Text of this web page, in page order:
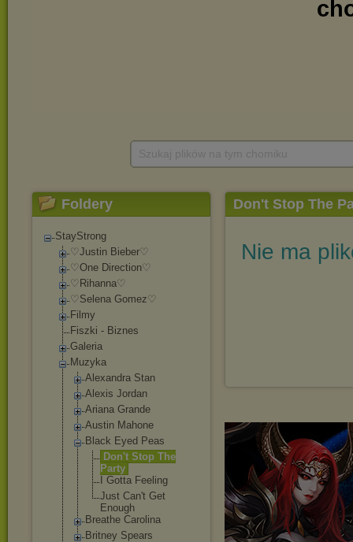
Foldery
StayStrong
♡Justin Bieber♡
♡One Direction♡
♡Rihanna♡
♡Selena Gomez♡
Filmy
Fiszki - Biznes
Galeria
Muzyka
Alexandra Stan
Alexis Jordan
Ariana Grande
Austin Mahone
Black Eyed Peas
Don't Stop The
Party
I Gotta Feeling
Just Can't Get
Enough
Breathe Carolina
Britney Spears
Don't Stop The
Nie ma